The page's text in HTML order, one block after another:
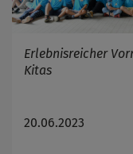
Erlebnisreicher
Kitas
20.06.2023